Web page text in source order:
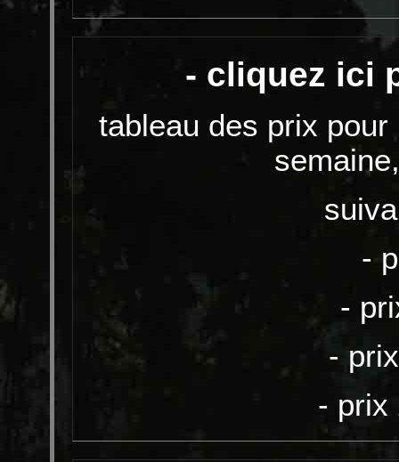
- cliquez ici
tableau des prix
-
-
-
- prix